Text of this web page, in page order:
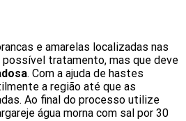
e amarelas localizadas nas
tratamento, mas que deve
. Com a ajuda de hastes
a região até que as
Ao final do processo utilize
água morna com sal por 30